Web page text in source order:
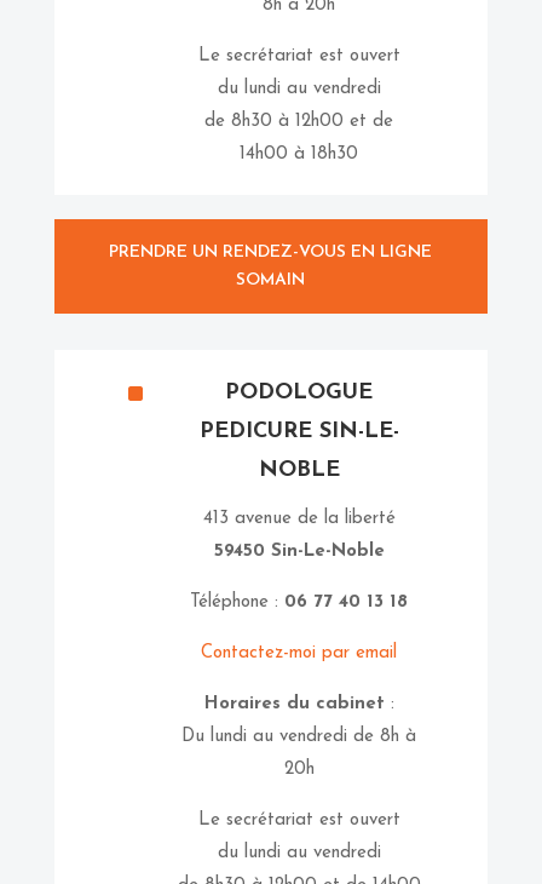
8h à 20h
Le secrétariat est ouvert
du lundi au vendredi
de 8h30 à 12h00 et de
14h00 à 18h30
PRENDRE UN RENDEZ-VOUS EN LIGNE
SOMAIN
^
PODOLOGUE
PEDICURE SIN-LE-
NOBLE
413 avenue de la liberté
59450 Sin-Le-Noble
Téléphone : 06 77 40 13 18
Contactez-moi par email
Horaires du cabinet :
Du lundi au vendredi de 8h à
20h
Le secrétariat est ouvert
du lundi au vendredi